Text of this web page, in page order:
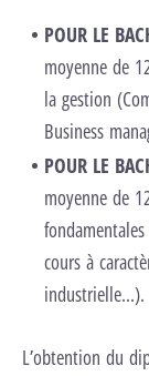
POUR LE
moyenne de
la gestion
Business
POUR LE
moyenne de
cours à
industrielle...).
L’obtention du